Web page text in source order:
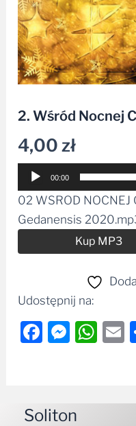
2. Wśród Nocnej
4,00zł
Odtwarzacz
plików
00:00
02 WSROD NOCNEJ
Gedanensis
Kup MP3
Udostępnij na:
Soliton